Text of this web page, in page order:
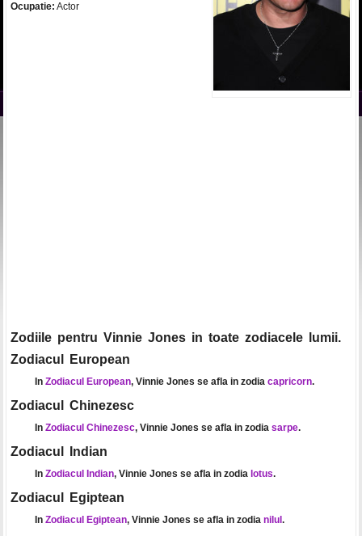
Ocupatie: Actor
Zodiile pentru Vinnie Jones in toate zodiacele lumii.
Zodiacul European
In Zodiacul European, Vinnie Jones se afla in zodia capricorn.
Zodiacul Chinezesc
In Zodiacul Chinezesc, Vinnie Jones se afla in zodia sarpe.
Zodiacul Indian
In Zodiacul Indian, Vinnie Jones se afla in zodia lotus.
Zodiacul Egiptean
In Zodiacul Egiptean, Vinnie Jones se afla in zodia nilul .